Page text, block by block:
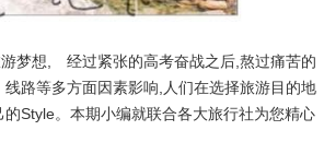
梦想, 经过紧张的高考奋战之后,熬过痛苦的
路等多方面因素影响,人们在选择旅游目的地
Style。本期小编就联合各大旅行社为您精心